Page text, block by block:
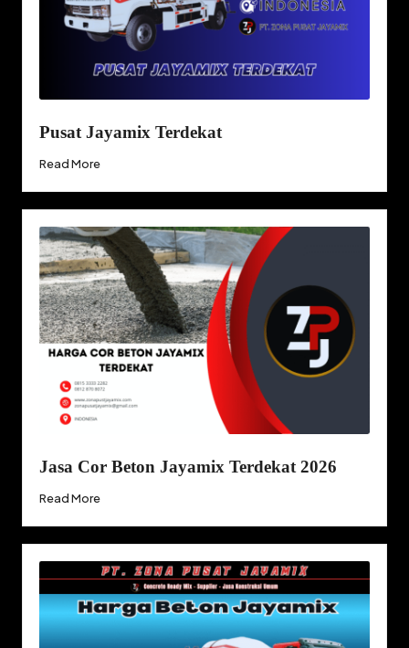
Pusat Jayamix Terdekat
Read More
Jasa Cor Beton Jayamix Terdekat 2026
Read More